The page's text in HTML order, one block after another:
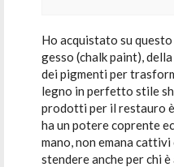
Ho acquistato su
gesso (chalk paint),
dei pigmenti per
legno in perfetto stile
prodotti per il restauro
ha un potere coprente
mano, non emana
stendere anche per chi